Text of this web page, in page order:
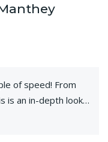
of speed! From
is an in-depth look
in the